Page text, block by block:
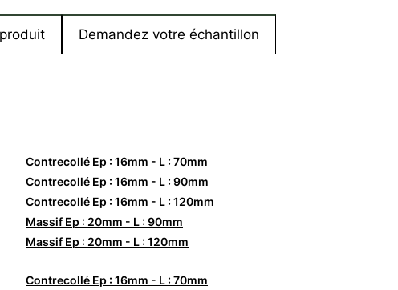
Demandez votre échantillon
Contrecollé Ep : 16mm - L : 70mm
Contrecollé Ep : 16mm - L : 90mm
Contrecollé Ep : 16mm - L : 120mm
Massif Ep : 20mm - L : 90mm
Massif Ep : 20mm - L : 120mm
Contrecollé Ep : 16mm - L : 70mm